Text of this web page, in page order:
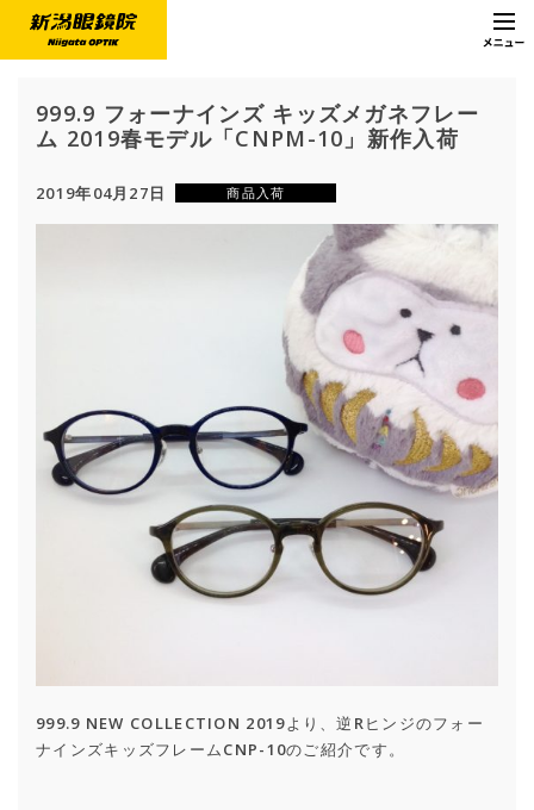
999.9 フォーナインズ キッズメガネフレー
ム 2019春モデル「CNPM-10」新作入荷
2019年04月27日 商品入荷
999.9 NEW COLLECTION 2019より、逆Rヒンジのフォー
ナインズキッズフレームCNP-10のご紹介です。